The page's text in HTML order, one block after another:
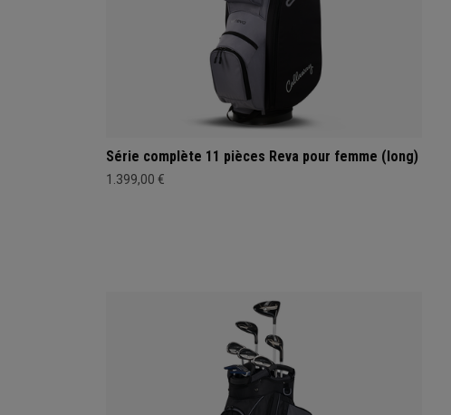
Série complète 11 pièces Reva pour femme (long)
1.399,00 €